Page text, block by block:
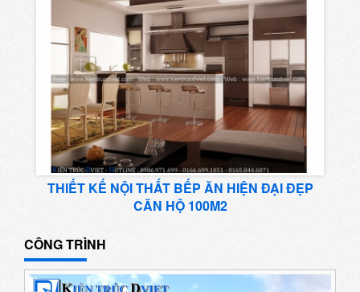
THIẾT KẾ NỘI THẤT BẾP ĂN HIỆN ĐẠI ĐẸP
CĂN HỘ 100M2
CÔNG TRÌNH